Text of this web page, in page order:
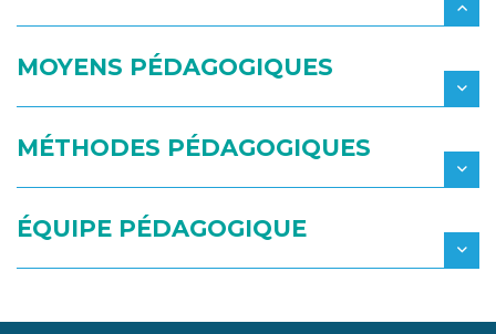
MOYENS PÉDAGOGIQUES
MÉTHODES PÉDAGOGIQUES
ÉQUIPE PÉDAGOGIQUE